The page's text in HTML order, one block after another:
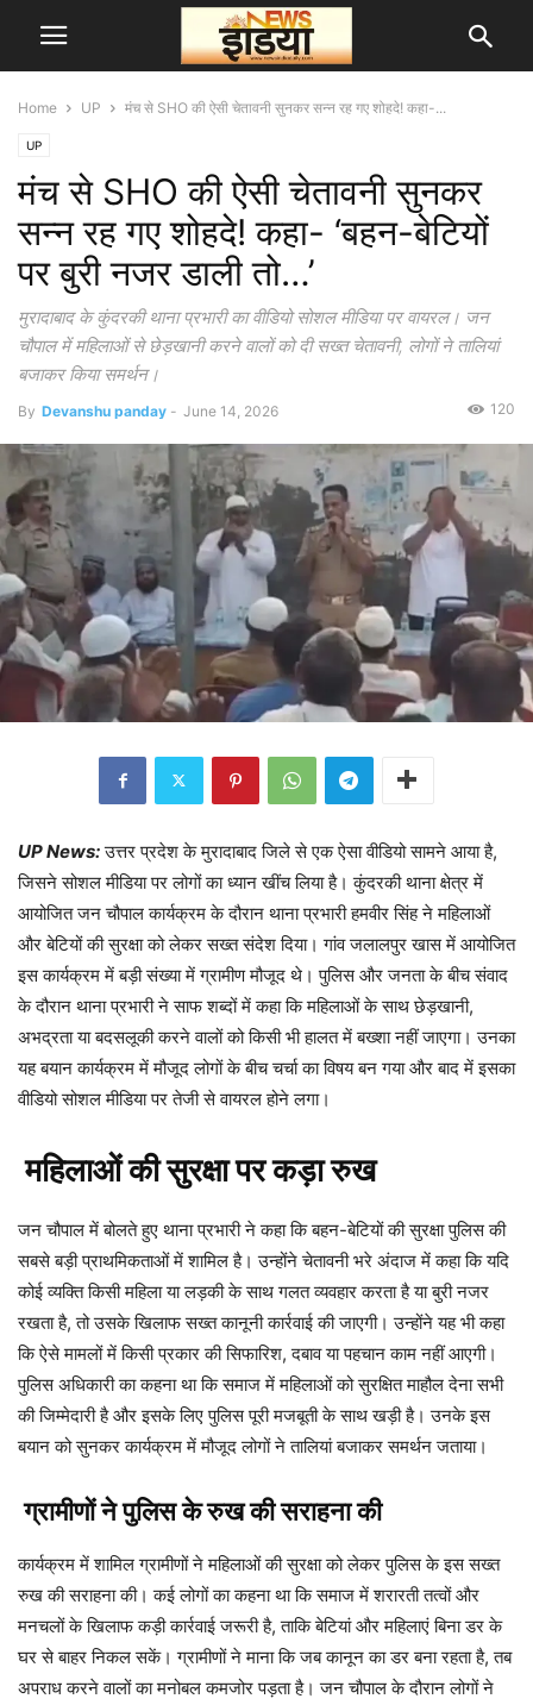
Home UP मंच से SHO की ऐसी चेतावनी सुनकर सन्न रह गए शोहदे! कहा-...
UP
मंच से SHO की ऐसी चेतावनी सुनकर
सन्न रह गए शोहदे! कहा- ‘बहन-बेटियों
पर बुरी नजर डाली तो…’
मुरादाबाद के कुंदरकी थाना प्रभारी का वीडियो सोशल मीडिया पर वायरल। जन
चौपाल में महिलाओं से छेड़खानी करने वालों को दी सख्त चेतावनी, लोगों ने तालियां
बजाकर किया समर्थन।
By Devanshu panday - June 14, 2026 120
UP News:उत्तर प्रदेश के मुरादाबाद जिले से एक ऐसा वीडियो सामने आया है,
जिसने सोशल मीडिया पर लोगों का ध्यान खींच लिया है। कुंदरकी थाना क्षेत्र में
आयोजित जन चौपाल कार्यक्रम के दौरान थाना प्रभारी हमवीर सिंह ने महिलाओं
और बेटियों की सुरक्षा को लेकर सख्त संदेश दिया। गांव जलालपुर खास में आयोजित
इस कार्यक्रम में बड़ी संख्या में ग्रामीण मौजूद थे। पुलिस और जनता के बीच संवाद
के दौरान थाना प्रभारी ने साफ शब्दों में कहा कि महिलाओं के साथ छेड़खानी,
अभद्रता या बदसलूकी करने वालों को किसी भी हालत में बख्शा नहीं जाएगा। उनका
यह बयान कार्यक्रम में मौजूद लोगों के बीच चर्चा का विषय बन गया और बाद में इसका
वीडियो सोशल मीडिया पर तेजी से वायरल होने लगा।
महिलाओं की सुरक्षा पर कड़ा रुख
जन चौपाल में बोलते हुए थाना प्रभारी ने कहा कि बहन-बेटियों की सुरक्षा पुलिस की
सबसे बड़ी प्राथमिकताओं में शामिल है। उन्होंने चेतावनी भरे अंदाज में कहा कि यदि
कोई व्यक्ति किसी महिला या लड़की के साथ गलत व्यवहार करता है या बुरी नजर
रखता है, तो उसके खिलाफ सख्त कानूनी कार्रवाई की जाएगी। उन्होंने यह भी कहा
कि ऐसे मामलों में किसी प्रकार की सिफारिश, दबाव या पहचान काम नहीं आएगी।
पुलिस अधिकारी का कहना था कि समाज में महिलाओं को सुरक्षित माहौल देना सभी
की जिम्मेदारी है और इसके लिए पुलिस पूरी मजबूती के साथ खड़ी है। उनके इस
बयान को सुनकर कार्यक्रम में मौजूद लोगों ने तालियां बजाकर समर्थन जताया।
ग्रामीणों ने पुलिस के रुख की सराहना की
कार्यक्रम में शामिल ग्रामीणों ने महिलाओं की सुरक्षा को लेकर पुलिस के इस सख्त
रुख की सराहना की। कई लोगों का कहना था कि समाज में शरारती तत्वों और
मनचलों के खिलाफ कड़ी कार्रवाई जरूरी है, ताकि बेटियां और महिलाएं बिना डर के
घर से बाहर निकल सकें। ग्रामीणों ने माना कि जब कानून का डर बना रहता है, तब
अपराध करने वालों का मनोबल कमजोर पड़ता है। जन चौपाल के दौरान लोगों ने